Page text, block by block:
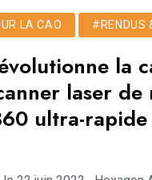
LA CAO #RENDUS
la
laser
ultra-rapide